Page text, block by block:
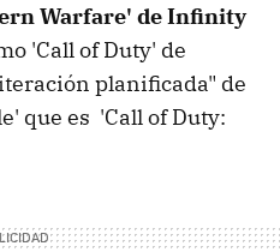
Warfare' de Infinity
'Call of Duty' de
planificada" de
que es 'Call of Duty: